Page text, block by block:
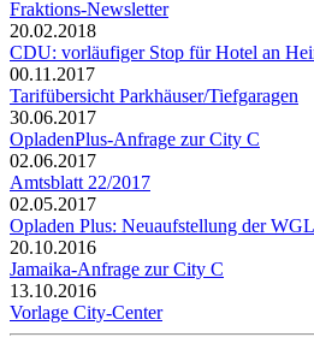
Fraktions-Newsletter
20.02.2018
CDU: vorläufiger Stop für Hotel an
00.11.2017
Tarifübersicht Parkhäuser/Tiefgaragen
30.06.2017
OpladenPlus-Anfrage zur City C
02.06.2017
Amtsblatt 22/2017
02.05.2017
Opladen Plus: Neuaufstellung der WGL
20.10.2016
Jamaika-Anfrage zur City C
13.10.2016
Vorlage City-Center